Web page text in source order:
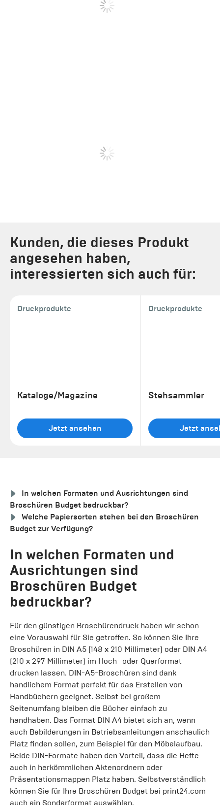
Kunden, die dieses Produkt
angesehen haben,
interessierten sich auch für:
Druckprodukte
Kataloge/Magazine
Jetzt ansehen
Druckprodukte
Stehsammler
Jetzt
In welchen Formaten und Ausrichtungen sind
Broschüren Budget bedruckbar?
Welche Papiersorten stehen bei den Broschüren
Budget zur Verfügung?
In welchen Formaten und
Ausrichtungen sind
Broschüren Budget
bedruckbar?
Für den günstigen Broschürendruck haben wir schon
eine Vorauswahl für Sie getroffen. So können Sie Ihre
Broschüren in DIN A5 (148 x 210 Millimeter) oder DIN A4
(210 x 297 Millimeter) im Hoch- oder Querformat
drucken lassen. DIN-A5-Broschüren sind dank
handlichem Format perfekt für das Erstellen von
Handbüchern geeignet. Selbst bei großem
Seitenumfang bleiben die Bücher einfach zu
handhaben. Das Format DIN A4 bietet sich an, wenn
auch Bebilderungen in Betriebsanleitungen anschaulich
Platz finden sollen, zum Beispiel für den Möbelaufbau.
Beide DIN-Formate haben den Vorteil, dass die Hefte
auch in herkömmlichen Aktenordnern oder
Präsentationsmappen Platz haben. Selbstverständlich
können Sie für Ihre Broschüren Budget bei print24.com
auch ein Sonderformat auswählen.